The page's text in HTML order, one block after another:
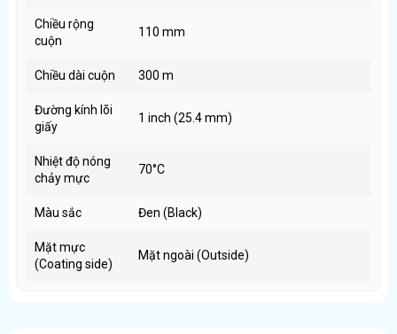
Chiều rộng
cuộn
110 mm ​
Chiều dài cuộn 300 m ​
Đường kính lõi
giấy
1 inch (25.4 mm) ​
Nhiệt độ nóng
chảy mực
70°C ​
Màu sắc Đen (Black) ​
Mặt mực
(Coating side)
Mặt ngoài (Outside) ​